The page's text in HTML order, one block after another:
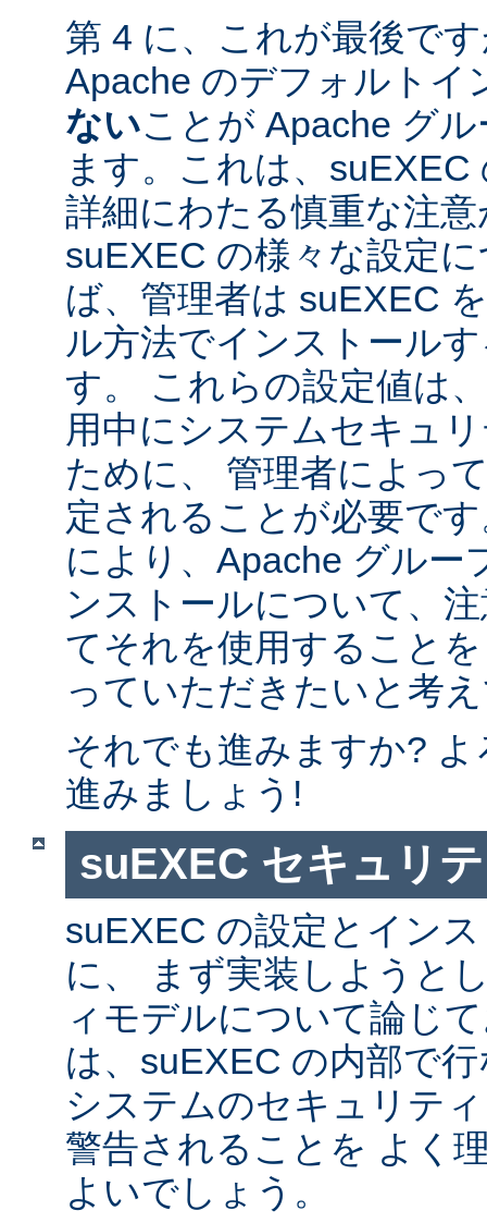
第 4 に、これが最後で
Apache のデフォルトイ
ないことが Apache グ
ます。これは、
詳細にわたる慎重な注
suEXEC の様々な設定
ば、管理者は suEXEC
ル方法でインストール
す。 これらの設定値は
用中にシステムセキュ
ために、 管理者によっ
定されることが必要で
により、Apache グルー
ンストールについて、
てそれを使用すること
っていただきたいと考
それでも進みますか?
進みましょう!
suEXEC セキュリ
suEXEC の設定とイン
に、 まず実装しようと
ィモデルについて論じ
は、suEXEC の内部で
システムのセキュリテ
警告されることを よく
よいでしょう。